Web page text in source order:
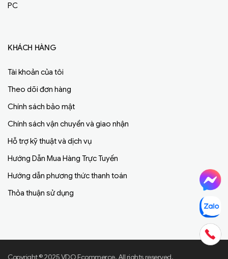
PC
KHÁCH HÀNG
Tài khoản của tôi
Theo dõi đơn hàng
Chính sách bảo mật
Chính sách vận chuyển và giao nhận
Hỗ trợ kỹ thuật và dịch vụ
Hướng Dẫn Mua Hàng Trực Tuyến
Hướng dẫn phương thức thanh toán
Thỏa thuận sử dụng